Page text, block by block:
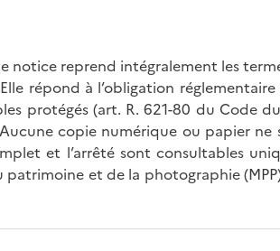
notice reprend intégralement les
répond à l’obligation
protégés (art. R. 621-80 du Code
copie numérique ou papier ne
et l’arrêté sont consultables
et de la photographie